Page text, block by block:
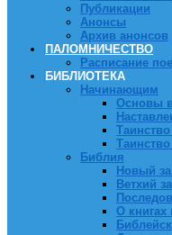
Публикации
Анонсы
Архив анонсов
ПАЛОМНИЧЕСТВО
Расписание
БИБЛИОТЕКА
Начинающим
Основы
Библия
Новый
Ветхий
О книгах